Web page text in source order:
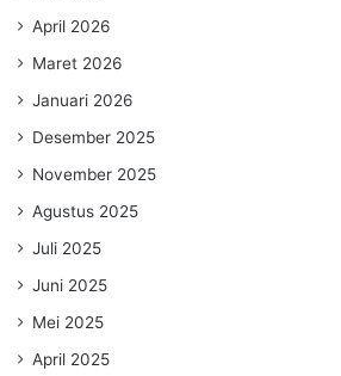
April 2026
Maret 2026
Januari 2026
Desember 2025
November 2025
Agustus 2025
Juli 2025
Juni 2025
Mei 2025
April 2025